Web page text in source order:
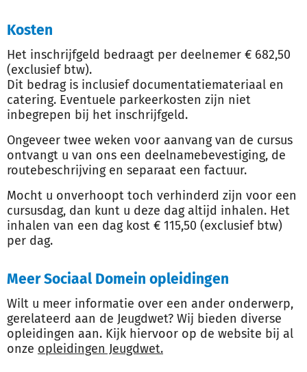
Kosten
Het inschrijfgeld bedraagt per deelnemer € 682,50
(exclusief btw).
Dit bedrag is inclusief documentatiemateriaal en
catering. Eventuele parkeerkosten zijn niet
inbegrepen bij het inschrijfgeld.
Ongeveer twee weken voor aanvang van de cursus
ontvangt u van ons een deelnamebevestiging, de
routebeschrijving en separaat een factuur.
Mocht u onverhoopt toch verhinderd zijn voor een
cursusdag, dan kunt u deze dag altijd inhalen. Het
inhalen van een dag kost € 115,50 (exclusief btw)
per dag.
Meer Sociaal Domein opleidingen
Wilt u meer informatie over een ander onderwerp,
gerelateerd aan de Jeugdwet? Wij bieden diverse
opleidingen aan. Kijk hiervoor op de website bij al
onze opleidingen Jeugdwet.